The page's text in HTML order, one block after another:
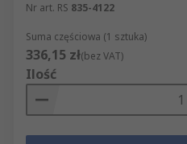
Nr art. RS 835-4122
Suma częściowa (1 sztuka)
336,15 zł(bez VAT)
Ilość